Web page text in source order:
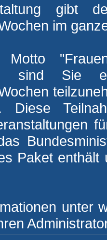
gibt
im
Motto
sind Sie
Diese
Paket enthält
unter